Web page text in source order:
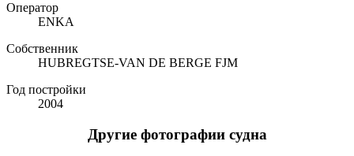
Оператор
ENKA
Собственник
HUBREGTSE-VAN DE BERGE FJM
Год постройки
2004
Другие фотографии судна